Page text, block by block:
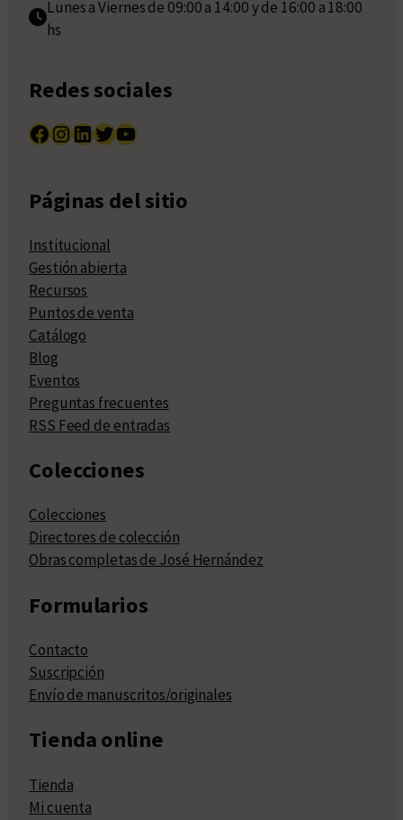
Lunes a Viernes de 09:00 a 14:00 y de 16:00 a 18:00
hs
Redes sociales
Facebook InstagramLinkedIn Twitter YouTube
Páginas del sitio
Institucional
Gestión abierta
Recursos
Puntos de venta
Catálogo
Blog
Eventos
Preguntas frecuentes
RSS Feed de entradas
Colecciones
Colecciones
Directores de colección
Obras completas de José Hernández
Formularios
Contacto
Suscripción
Envío de manuscritos/originales
Tienda online
Tienda
Mi cuenta